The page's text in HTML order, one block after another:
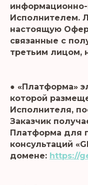
информационно-
Исполнителем.
настоящую
связанные с
третьим лицом,
● «Платформа»
которой
Исполнителя,
Заказчик
Платформа для
консультаций
домене: https://